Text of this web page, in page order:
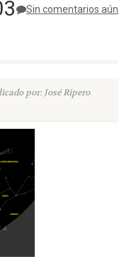
Sin comentarios aún
por: José Ripero